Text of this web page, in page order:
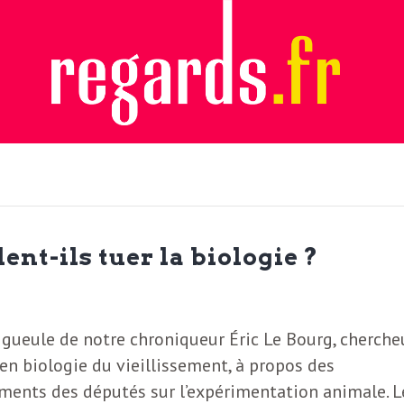
ils tuer la biologie ?
de notre chroniqueur Éric Le Bourg,
biologie du vieillissement, à propos des
des députés sur l’expérimentation animale.